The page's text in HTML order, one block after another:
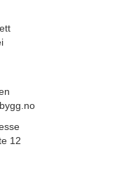
12